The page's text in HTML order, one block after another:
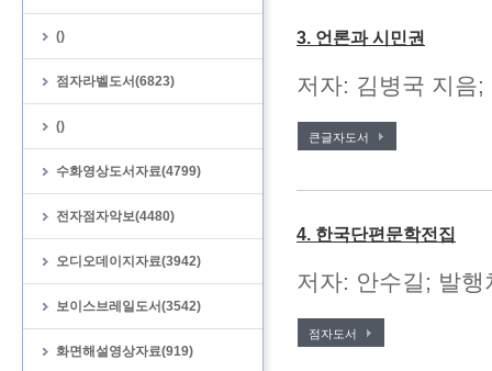
()
점자라벨도서(6823)
()
수화영상도서자료(4799)
전자점자악보(4480)
오디오데이지자료(3942)
보이스브레일도서(3542)
화면해설영상자료(919)
3. 언론과 시민권
저자: 김병국 지음
큰글자도서
4. 한국단편문학전집
저자: 안수길; 발
점자도서